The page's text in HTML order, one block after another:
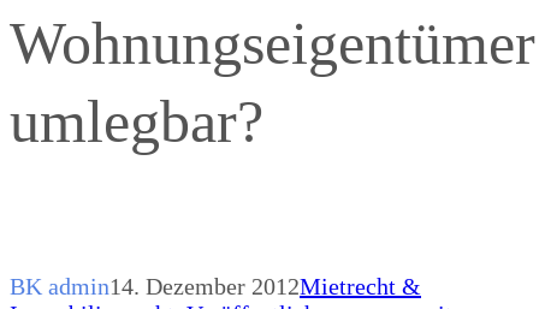
Wohnungseigentümer
umlegbar?
BK admin14. Dezember 2012Mietrecht &